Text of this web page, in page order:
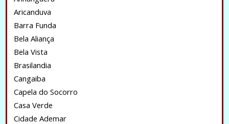
Aricanduva
Barra Funda
Bela Aliança
Bela Vista
Brasilandia
Cangaiba
Capela do Socorro
Casa Verde
Cidade Ademar